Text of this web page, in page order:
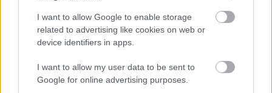
I want to allow Google to enable storage
related to advertising like cookies on web or
device identifiers in apps.
I want to allow my user data to be sent to
Google for online advertising purposes.
Nagy igazolás - Sokszoros bajnok érkezik a
Fehérvárhoz